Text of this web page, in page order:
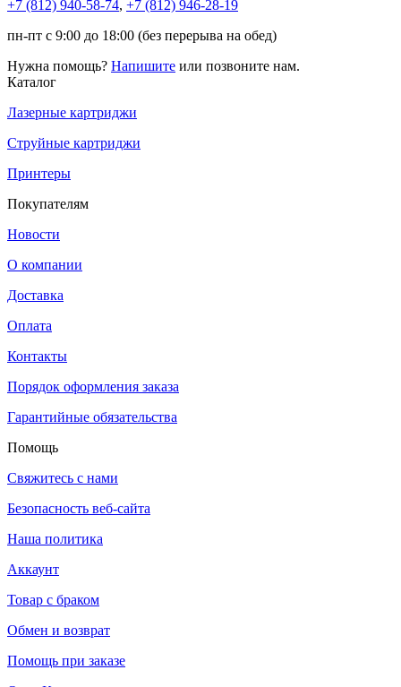
+7 (812) 940-58-74, +7 (812) 946-28-19
пн-пт с 9:00 до 18:00 (без перерыва на обед)
Нужна помощь? Напишите или позвоните нам.
Каталог
Лазерные картриджи
Струйные картриджи
Принтеры
Покупателям
Новости
О компании
Доставка
Оплата
Контакты
Порядок оформления заказа
Гарантийные обязательства
Помощь
Свяжитесь с нами
Безопасность веб-сайта
Наша политика
Аккаунт
Товар с браком
Обмен и возврат
Помощь при заказе